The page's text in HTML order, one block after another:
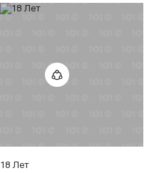
18 Лет